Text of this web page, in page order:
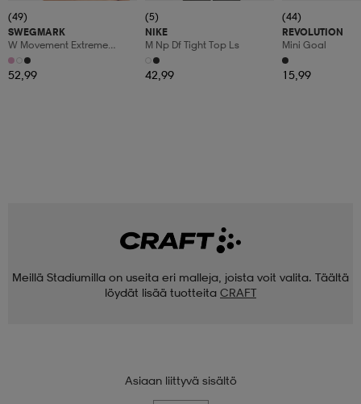
(49)
SWEGMARK
W Movement Extreme
Sportsbra
52,99
(5)
NIKE
M Np Df Tight Top Ls
42,99
(44)
REVOLUTION
Mini Goal
15,99
Meillä Stadiumilla on useita eri malleja, joista voit valita. Täältä
löydät lisää tuotteita CRAFT
Asiaan liittyvä sisältö